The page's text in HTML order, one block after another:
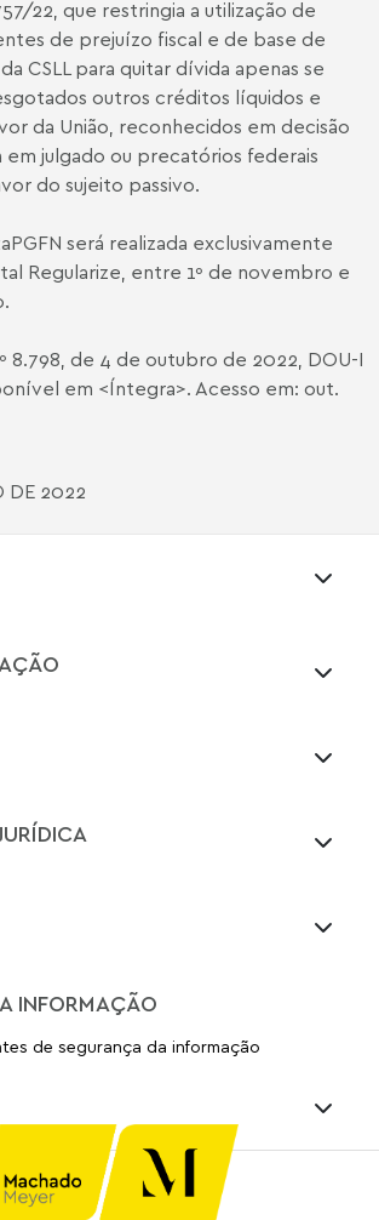
22, que restringia a utilização de
de prejuízo fiscal e de base de
CSLL para quitar dívida apenas se
outros créditos líquidos e
da União, reconhecidos em decisão
em julgado ou precatórios federais
do sujeito passivo.
será realizada exclusivamente
Regularize, entre 1º de novembro e
8.798, de 4 de outubro de 2022, DOU-I
em <Íntegra>. Acesso em: out.
DE 2022
INFORMAÇÃO
de segurança da informação